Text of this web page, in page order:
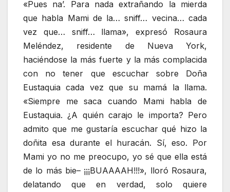
«Pues na’. Para nada extrañando la mierda
que habla Mami de la… sniff… vecina… cada
vez que… sniff… llama», expresó Rosaura
Meléndez, residente de Nueva York,
haciéndose la más fuerte y la más complacida
con no tener que escuchar sobre Doña
Eustaquia cada vez que su mamá la llama.
«Siempre me saca cuando Mami habla de
Eustaquia. ¿A quién carajo le importa? Pero
admito que me gustaría escuchar qué hizo la
doñita esa durante el huracán. Sí, eso. Por
Mami yo no me preocupo, yo sé que ella está
de lo más bie– ¡¡¡BUAAAAH!!!», lloró Rosaura,
delatando que en verdad, solo quiere